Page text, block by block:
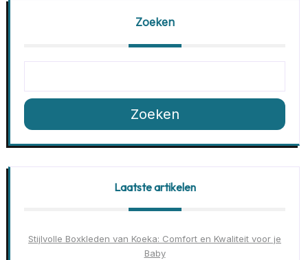
Zoeken
Zoeken
Laatste artikelen
Stijlvolle Boxkleden van Koeka: Comfort en Kwaliteit voor je
Baby